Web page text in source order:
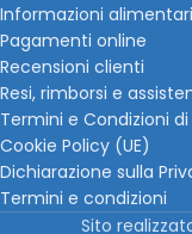
Informazioni
Pagamenti online
Recensioni clienti
Resi, rimborsi e
Termini e Condizioni
Cookie Policy (UE)
Dichiarazione sulla
Termini e condizioni
Sito